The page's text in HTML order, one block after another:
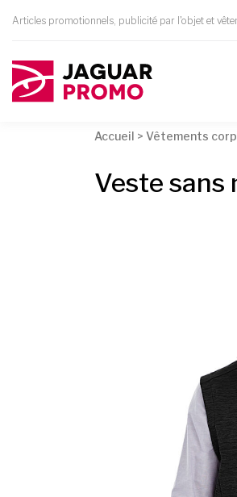
Articles promotionnels, publicité par l'objet et
Accueil > Vêtements
Veste